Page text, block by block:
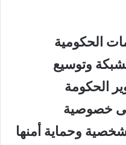
الحكومية
وتوسيع
الحكومة
خصوصية
وحماية أمنها